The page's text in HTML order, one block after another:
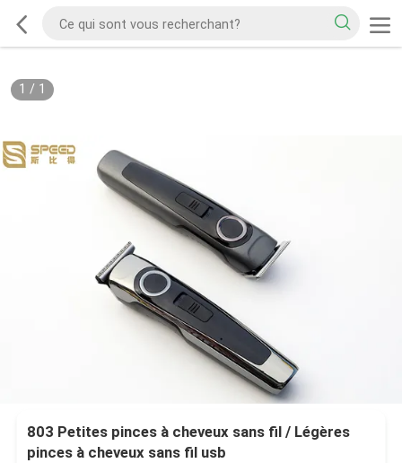
1 / 1
803 Petites pinces à cheveux sans fil / Légères
pinces à cheveux sans fil usb